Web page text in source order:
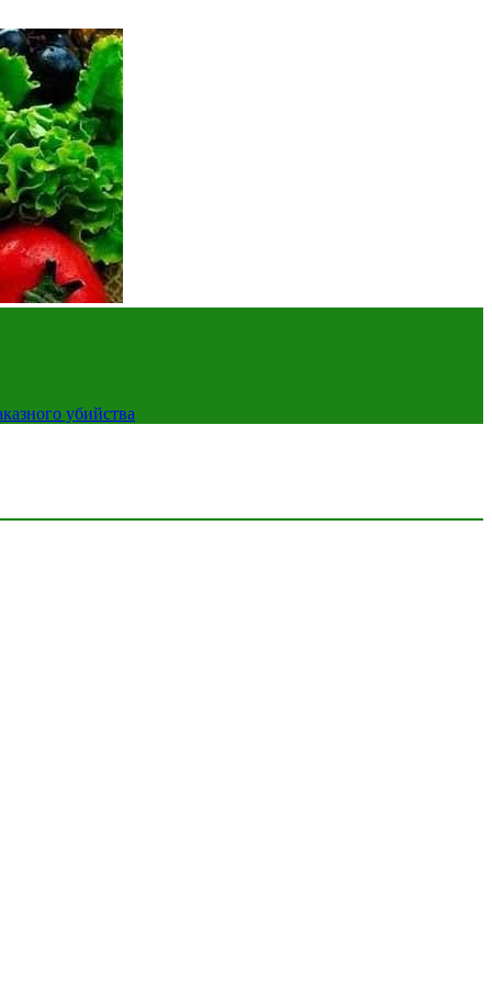
убийства